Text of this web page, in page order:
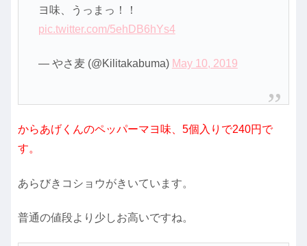
ヨ味、うっまっ！！
pic.twitter.com/5ehDB6hYs4
— やさ麦 (@Kilitakabuma) May 10, 2019
からあげくんのペッパーマヨ味、5個入りで240円で
す。
あらびきコショウがきいています。
普通の値段より少しお高いですね。